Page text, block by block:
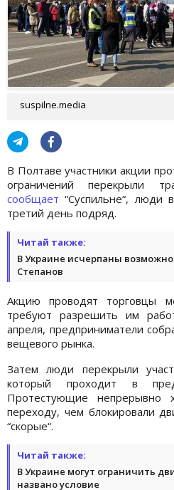
suspilne.media
В Полтаве участники акции
ограничений перекрыли
сообщает “Суспильне“, люди
третий день подряд.
Читай также:
В Украине исчерпаны
Степанов
Акцию проводят торговцы
требуют разрешить им
апреля, предприниматели
вещевого рынка.
Затем люди перекрыли
который проходит в
Протестующие непрерывно
переходу, чем блокировали
“скорые“.
Читай также:
В Украине могут ограничить
названо условие